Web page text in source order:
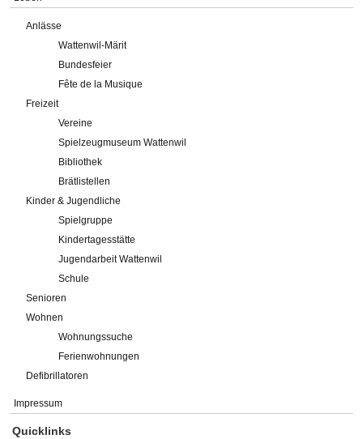
Anlässe
Wattenwil-Märit
Bundesfeier
Fête de la Musique
Freizeit
Vereine
Spielzeugmuseum Wattenwil
Bibliothek
Brätlistellen
Kinder & Jugendliche
Spielgruppe
Kindertagesstätte
Jugendarbeit Wattenwil
Schule
Senioren
Wohnen
Wohnungssuche
Ferienwohnungen
Defibrillatoren
Impressum
Quicklinks